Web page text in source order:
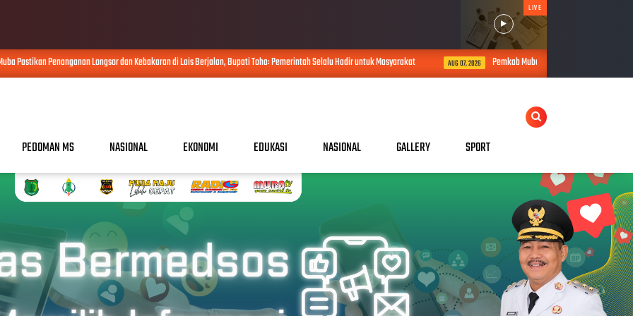
LIVE
Penanganan Longsor dan Kebakaran di Lais Berjalan, Bupati Toha: Pemerintah Selalu Hadir untuk Masyarakat AUG 07, 2026 Pemkab Muba Tancap Gas Proses Gaji ke-
PEDOMAN MS NASIONAL EKONOMI EDUKASI NASIONAL GALLERY SPORT